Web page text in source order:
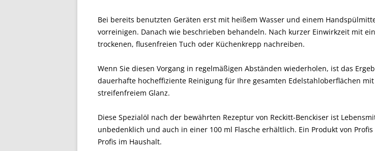
Bei bereits benutzten Geräten erst mit heißem Wasser und einem
vorreinigen. Danach wie beschrieben behandeln. Nach kurzer Einwirkzeit mit
trockenen, flusenfreien Tuch oder Küchenkrepp nachreiben.
Wenn Sie diesen Vorgang in regelmäßigen Abständen wiederholen, ist das
dauerhafte hocheffiziente Reinigung für Ihre gesamten Edelstahloberflächen mit
streifenfreiem Glanz.
Diese Spezialöl nach der bewährten Rezeptur von Reckitt-Benckiser ist
unbedenklich und auch in einer 100 ml Flasche erhältlich. Ein Produkt von
Profis im Haushalt.